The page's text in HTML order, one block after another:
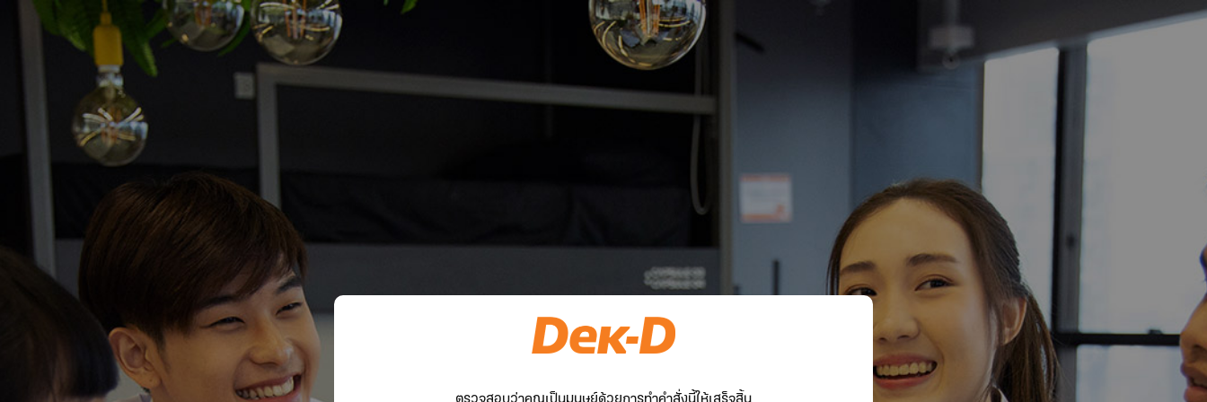
ตรวจสอบว่าคุณเป็นมนุษย์ด้วยการทำคำสั่งนี้ให้เสร็จสิ้น